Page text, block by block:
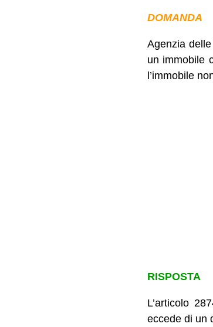
DOMANDA
Agenzia
un immobile
l’immobile
RISPOSTA
L’articolo
eccede di un